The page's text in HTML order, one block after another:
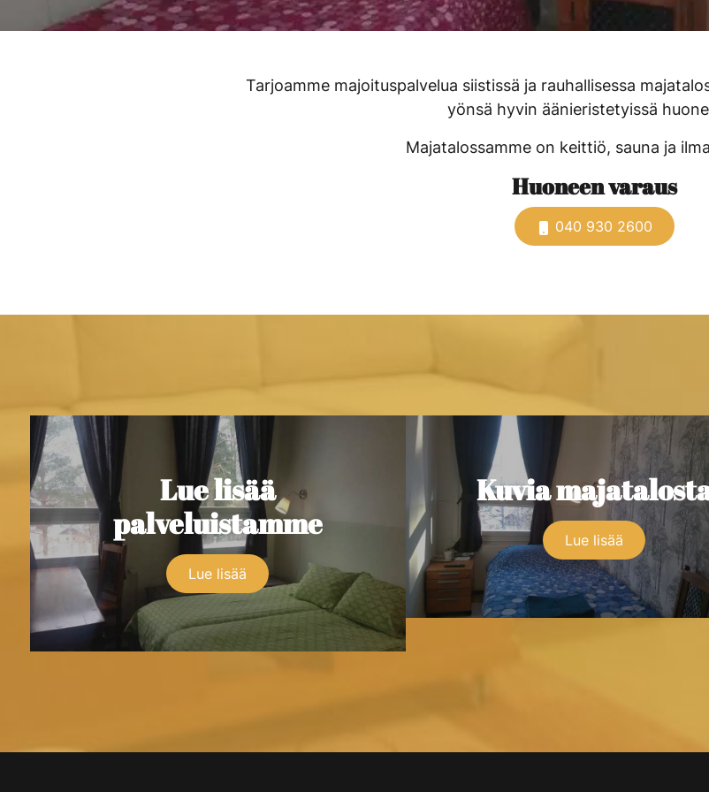
Tarjoamme majoituspalvelua siistissä ja rauhallisessa
yönsä hyvin äänieristetyissä
Majatalossamme on keittiö, sauna ja
Huoneen varaus
040 930 2600
Lue lisää
palveluistamme
Lue lisää
Kuvia
Lue lisää